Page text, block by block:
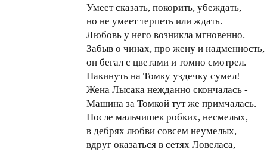
Умеет сказать, покорить, убеждать,
но не умеет терпеть или ждать.
Любовь у него возникла мгновенно.
Забыв о чинах, про жену и надменность,
он бегал с цветами и томно смотрел.
Накинуть на Томку уздечку сумел!
Жена Лысака нежданно скончалась -
Машина за Томкой тут же примчалась.
После мальчишек робких, несмелых,
в дебрях любви совсем неумелых,
вдруг оказаться в сетях Ловеласа,